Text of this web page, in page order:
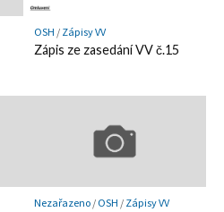
OSH / Zápisy VV
Zápis ze zasedání VV č.15
Nezařazeno/ OSH / Zápisy VV